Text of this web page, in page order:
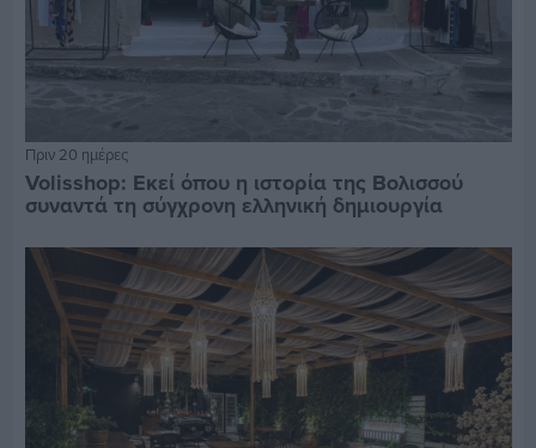
Πριν 20 ημέρες
Volisshop: Εκεί όπου η ιστορία της Βολισσού
συναντά τη σύγχρονη ελληνική δημιουργία